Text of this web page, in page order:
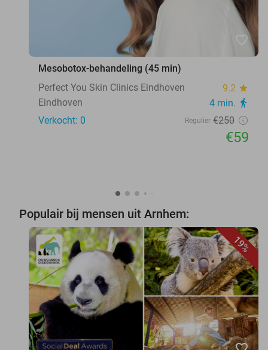
favorite_border
Mesobotox-behandeling (45 min)
Perfect You Skin Clinics Eindhoven
9.2 star
Eindhoven 4 min. directions_walk
Verkocht: 0 Regulier €250
€59
Populair bij mensen uit Arnhem:
19%